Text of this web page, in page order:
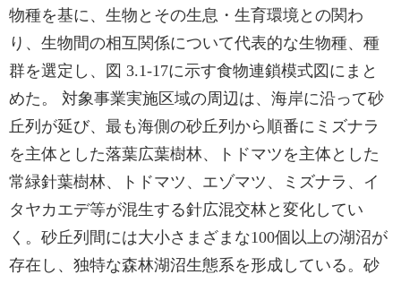
物種を基に、生物とその生息・生育環境との関わ
り、生物間の相互関係について代表的な生物種、種
群を選定し、図 3.1-17に示す食物連鎖模式図にまと
めた。 対象事業実施区域の周辺は、海岸に沿って砂
丘列が延び、最も海側の砂丘列から順番にミズナラ
を主体とした落葉広葉樹林、トドマツを主体とした
常緑針葉樹林、トドマツ、エゾマツ、ミズナラ、イ
タヤカエデ等が混生する針広混交林と変化してい
く。砂丘列間には大小さまざまな100個以上の湖沼が
存在し、独特な森林湖沼生態系を形成している。砂